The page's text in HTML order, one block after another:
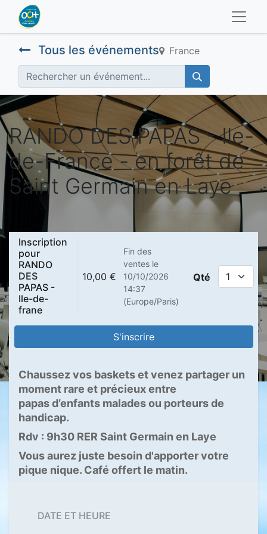
Tous les événements France
RANDO DES PAPAS - Ile-
de-France - en forêt de
Saint Germain en Laye
Inscription
pour
RANDO
DES
PAPAS -
Ile-de-
frane
10,00 €
Fin des
ventes le
10/10/2026
14:37
(Europe/Paris)
Qté
S'inscrire
Chaussez vos baskets et venez partager un
moment rare et précieux entre
papas d’enfants malades ou porteurs de
handicap.
Rdv : 9h30 RER Saint Germain en Laye
Vous aurez juste besoin d'apporter votre
pique nique. Café offert le matin.
DATE ET HEURE